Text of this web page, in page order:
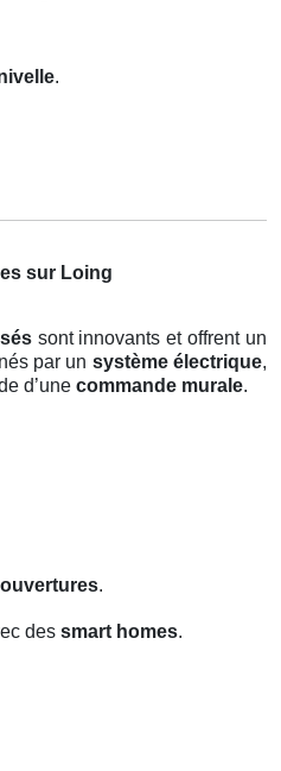
.
sur Loing
sont innovants et offrent un
par un système électrique,
d’une commande murale.
.
des smart homes.